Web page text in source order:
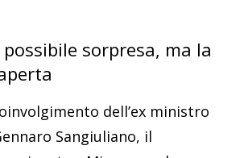
sorpresa, ma la
dell’ex ministro
Sangiuliano, il